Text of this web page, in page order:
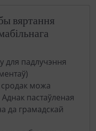
вяртання
для падлучэння
можа
пастаўленая
да грамадскай